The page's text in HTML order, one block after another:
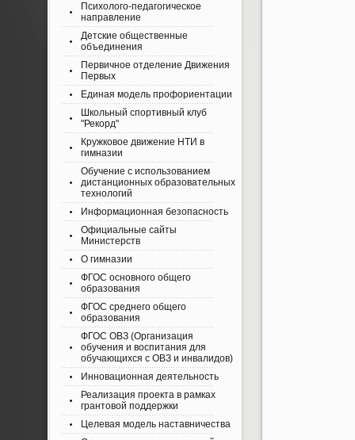
Психолого-педагогическое
направление
Детские общественные
объединения
Первичное отделение Движения
Первых
Единая модель профориентации
Школьный спортивный клуб
"Рекорд"
Кружковое движение НТИ в
гимназии
Обучение с использованием
дистанционных образовательных
технологий
Информационная безопасность
Официальные сайты
Министерств
О гимназии
ФГОС основного общего
образования
ФГОС среднего общего
образования
ФГОС ОВЗ (Организация
обучения и воспитания для
обучающихся с ОВЗ и инвалидов)
Инновационная деятельность
Реализация проекта в рамках
грантовой поддержки
Целевая модель наставничества